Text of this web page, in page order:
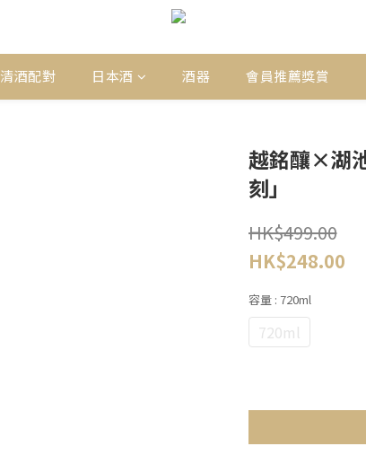
清酒配對 日本酒 酒器 會員推薦獎賞
越銘釀×湖
刻」
HK$499.00
HK$248.00
容量 : 720ml
720ml